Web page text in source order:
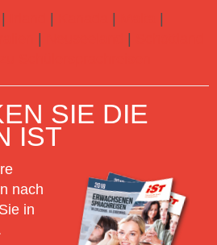
SIE DIE
IST
nach
in